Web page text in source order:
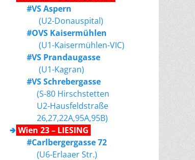
#VS Aspern
(U2-Donauspital)
#OVS Kaisermühlen
(U1-Kaisermühlen-VIC)
#VS Prandaugasse
(U1-Kagran)
#VS Schrebergasse
(S-80 Hirschstetten
U2-Hausfeldstraße
26,27,22A,95A,95B)
🢂 Wien 23 – LIESING
#Carlbergergasse 72
(U6-Erlaaer Str.)